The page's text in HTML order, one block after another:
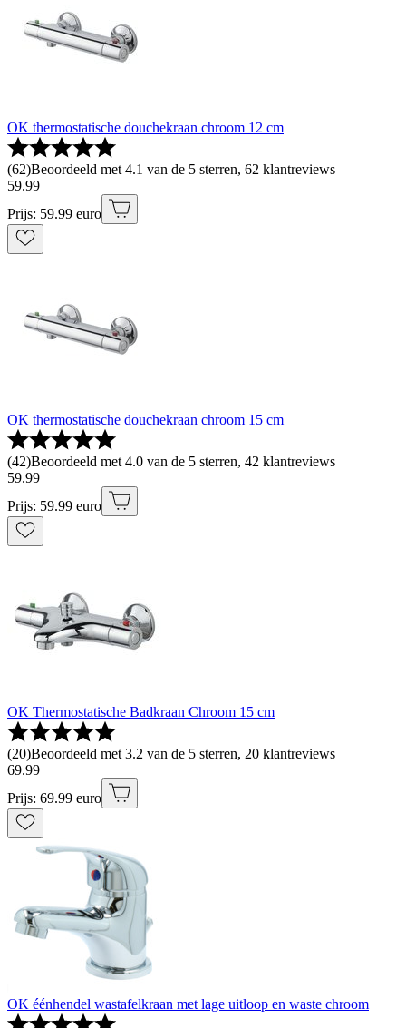
OK thermostatische douchekraan chroom 12 cm
(62)Beoordeeld met 4.1 van de 5 sterren, 62 klantreviews
59.99
Prijs: 59.99 euro
OK thermostatische douchekraan chroom 15 cm
(42)Beoordeeld met 4.0 van de 5 sterren, 42 klantreviews
59.99
Prijs: 59.99 euro
OK Thermostatische Badkraan Chroom 15 cm
(20)Beoordeeld met 3.2 van de 5 sterren, 20 klantreviews
69.99
Prijs: 69.99 euro
OK éénhendel wastafelkraan met lage uitloop en waste chroom